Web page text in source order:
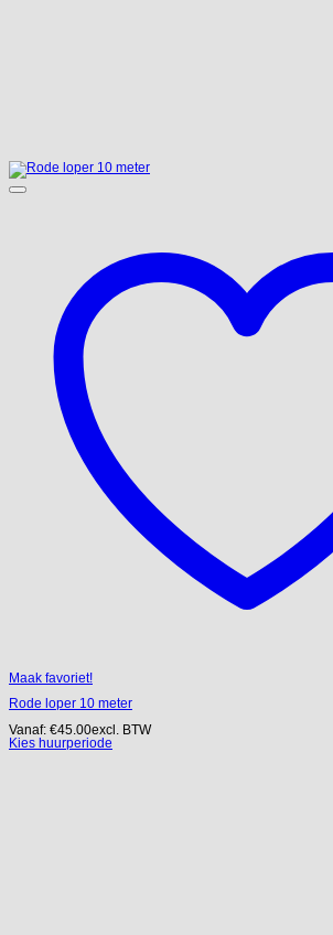
Maak favoriet!
Rode loper 10 meter
Vanaf: €45.00excl. BTW
Kies huurperiode